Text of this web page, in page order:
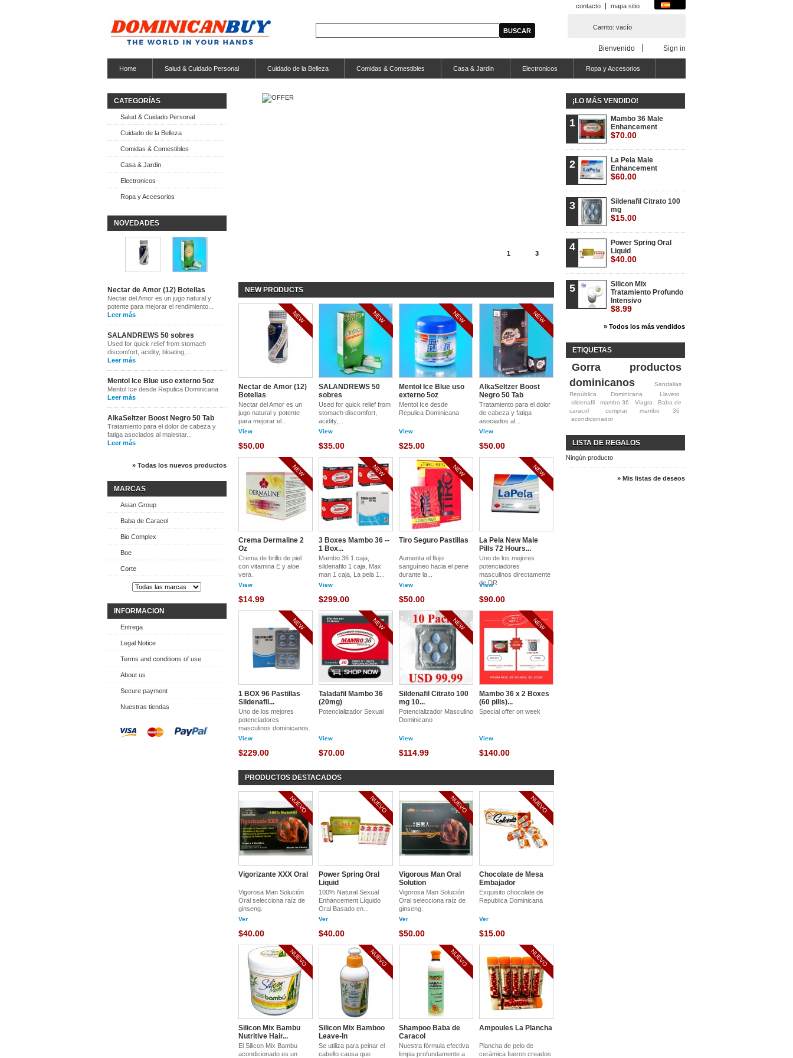
contacto mapa sitio
Carrito: vacío
Bienvenido Sign in
Home Salud & Cuidado Personal Cuidado de la Belleza Comidas & Comestibles Casa & Jardin Electronicos Ropa y Accesorios
CATEGORÍAS
Salud & Cuidado Personal
Cuidado de la Belleza
Comidas & Comestibles
Casa & Jardin
Electronicos
Ropa y Accesorios
NOVEDADES
Nectar de Amor (12) Botellas
Nectar del Amor es un jugo natural y
potente para mejorar el rendimiento...
Leer más
SALANDREWS 50 sobres
Used for quick relief from stomach
discomfort, acidity, bloating,...
Leer más
Mentol Ice Blue uso externo 5oz
Mentol Ice desde Repulica Dominicana
Leer más
AlkaSeltzer Boost Negro 50 Tab
Tratamiento para el dolor de cabeza y
fatiga asociados al malestar...
Leer más
» Todas los nuevos productos
MARCAS
Asian Group
Baba de Caracol
Bio Complex
Boe
Corte
INFORMACION
Entrega
Legal Notice
Terms and conditions of use
About us
Secure payment
Nuestras tiendas
1 3
NEW PRODUCTS
NEW
Nectar de Amor (12)
Botellas
Nectar del Amor es un
jugo natural y potente
para mejorar el...
View
$50.00
NEW
SALANDREWS 50
sobres
Used for quick relief from
stomach discomfort,
acidity,...
View
$35.00
NEW
Mentol Ice Blue uso
externo 5oz
Mentol Ice desde
Repulica Dominicana
View
$25.00
NEW
AlkaSeltzer Boost
Negro 50 Tab
Tratamiento para el dolor
de cabeza y fatiga
asociados al...
View
$50.00
NEW
Crema Dermaline 2
Oz
Crema de brillo de piel
con vitamina E y aloe
vera.
View
$14.99
NEW
3 Boxes Mambo 36 --
1 Box...
Mambo 36 1 caja,
sildenafilo 1 caja, Max
man 1 caja, La pela 1...
View
$299.00
NEW
Tiro Seguro Pastillas
Aumenta el flujo
sanguíneo hacia el pene
durante la...
View
$50.00
NEW
La Pela New Male
Pills 72 Hours...
Uno de los mejores
potenciadores
masculinos directamente
de DR
View
$90.00
NEW
1 BOX 96 Pastillas
Sildenafil...
Uno de los mejores
potenciadores
masculinos dominicanos.
View
$229.00
NEW
Taladafil Mambo 36
(20mg)
Potencializador Sexual
View
$70.00
NEW
Sildenafil Citrato 100
mg 10...
Potencializador Masculino
Dominicano
View
$114.99
NEW
Mambo 36 x 2 Boxes
(60 pills)...
Special offer on week
View
$140.00
PRODUCTOS DESTACADOS
NUEVO
Vigorizante XXX Oral
Vigorosa Man Solución
Oral selecciona raíz de
ginseng.
Ver
$40.00
NUEVO
Power Spring Oral
Liquid
100% Natural Sexual
Enhancement Líquido
Oral Basado en...
Ver
$40.00
NUEVO
Vigorous Man Oral
Solution
Vigorosa Man Solución
Oral selecciona raíz de
ginseng.
Ver
$50.00
NUEVO
Chocolate de Mesa
Embajador
Exquisito chocolate de
Republica Dominicana
Ver
$15.00
NUEVO
Silicon Mix Bambu
Nutritive Hair...
El Silicon Mix Bambu
acondicionado es un
NUEVO
Silicon Mix Bamboo
Leave-In
Se utiliza para peinar el
cabello causa que
NUEVO
Shampoo Baba de
Caracol
Nuestra fórmula efectiva
limpia profundamente a
NUEVO
Ampoules La Plancha
Plancha de pelo de
cerámica fueron creados
¡LO MÁS VENDIDO!
1
Mambo 36 Male
Enhancement
$70.00
2
La Pela Male
Enhancement
$60.00
3
Sildenafil Citrato 100
mg
$15.00
4
Power Spring Oral
Liquid
$40.00
5
Silicon Mix
Tratamiento Profundo
Intensivo
$8.99
» Todos los más vendidos
ETIQUETAS
Gorra
productos
dominicanos
Sandalias
República Dominicana
Llavero
sildenafil
mambo 36 Viagra
Baba de
caracol
comprar mambo 36
acondicionador
LISTA DE REGALOS
Ningún producto
» Mis listas de deseos